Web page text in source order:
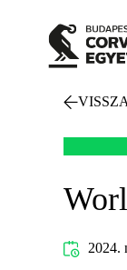
2024.